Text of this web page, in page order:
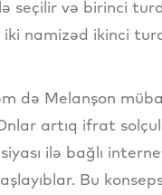
seçilir və birinci
iki namizəd ikinci
də Melanşon
artıq ifrat
ilə bağlı
Bu